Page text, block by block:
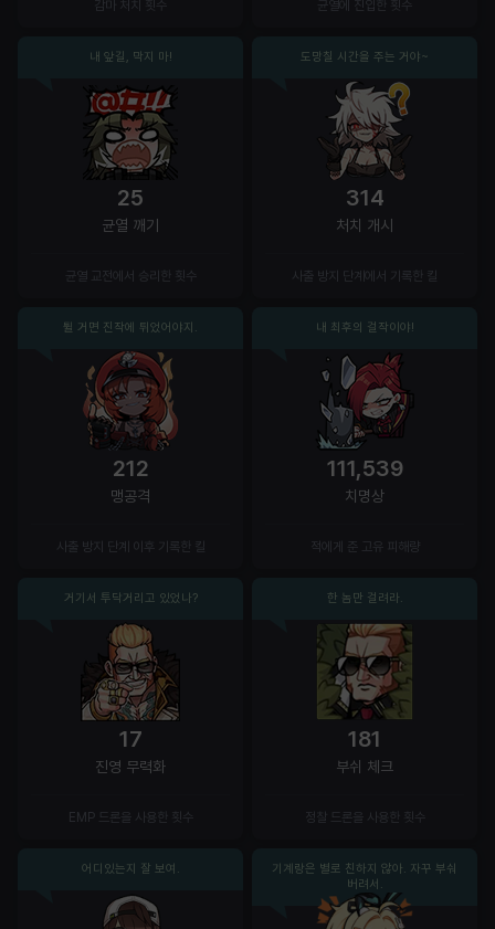
감마 처치 횟수 균열에 진입한 횟수
내 앞길, 막지 마!
25
균열 깨기
균열 교전에서 승리한 횟수
도망칠 시간을 주는 거야~
314
처치 개시
사출 방지 단계에서 기록한 킬
튈 거면 진작에 튀었어야지.
212
맹공격
사출 방지 단계 이후 기록한 킬
내 최후의 걸작이야!
111,539
치명상
적에게 준 고유 피해량
거기서 투닥거리고 있었나?
17
진영 무력화
EMP 드론을 사용한 횟수
한 놈만 걸려라.
181
부쉬 체크
정찰 드론을 사용한 횟수
어디있는지 잘 보여.
기계랑은 별로 친하지 않아. 자꾸 부숴
버려서.